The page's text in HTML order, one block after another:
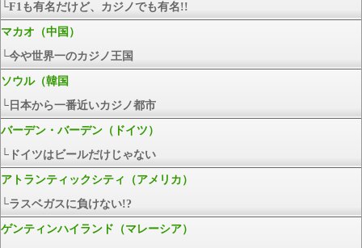
└F1も有名だけど、カジノでも有名!!
マカオ（中国）
└今や世界一のカジノ王国
ソウル（韓国
└日本から一番近いカジノ都市
バーデン・バーデン（ドイツ）
└ドイツはビールだけじゃない
アトランティックシティ（アメリカ）
└ラスベガスに負けない!?
ゲンティンハイランド（マレーシア）